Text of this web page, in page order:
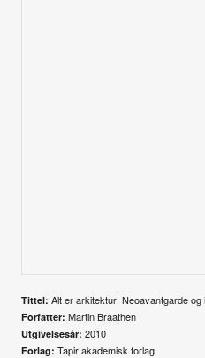
Tittel: Alt er arkitektur! Neoavantgarde
Forfatter: Martin Braathen
Utgivelsesår: 2010
Forlag: Tapir akademisk forlag